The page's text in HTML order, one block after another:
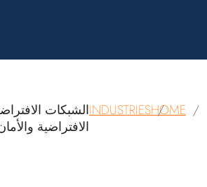
HOME
INDUSTRIESالشبكات
الافتراضية